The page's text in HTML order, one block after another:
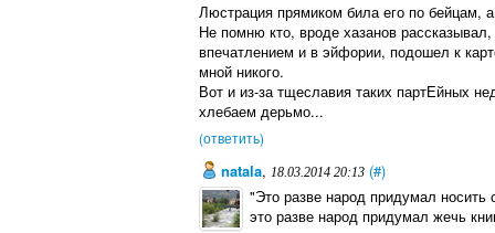
Люстрация прямиком била его по бейцам,
Не помню кто, вроде хазанов
впечатлением и в эйфории, подошел к
мной никого.
Вот и из-за тщеславия таких партЕйных
хлебаем дерьмо...
(ответить)
natala, 18.03.2014 20:13 (#)
"Это разве народ придумал носить
это разве народ придумал жечь